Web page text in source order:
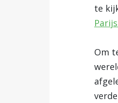
te
Om